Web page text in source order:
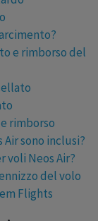
e rimborso del
rimborso
Air sono inclusi?
Neos Air?
del volo
Flights